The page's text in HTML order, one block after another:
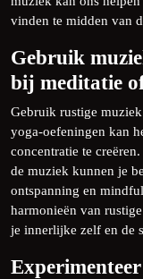
vinden te midden van
Gebruik
bij meditatie
Gebruik rustige
yoga-oefeningen kan
concentratie te
de muziek kunnen je
ontspanning en
harmonieën van
je innerlijke zelf en de